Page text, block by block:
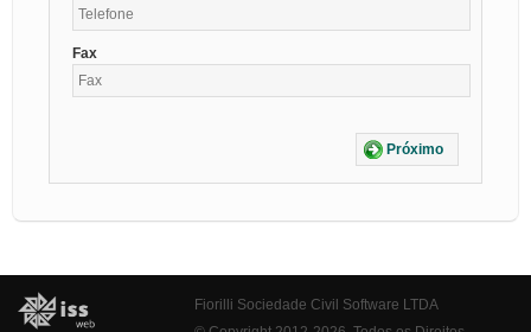
Fax
Próximo
Fiorilli Sociedade Civil Software LTDA